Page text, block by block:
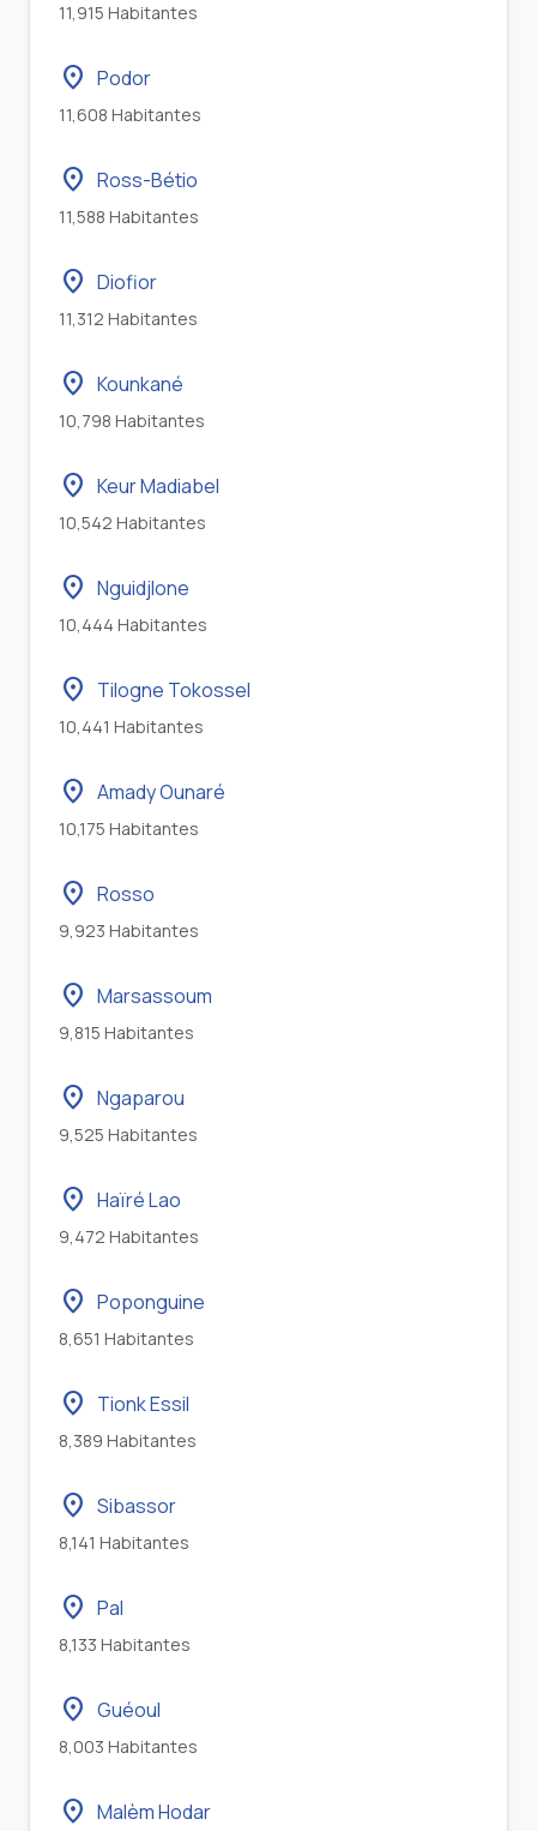
11,915 Habitantes
location_on Podor
11,608 Habitantes
location_on Ross-Bétio
11,588 Habitantes
location_on Diofior
11,312 Habitantes
location_on Kounkané
10,798 Habitantes
location_on Keur Madiabel
10,542 Habitantes
location_on Nguidjlone
10,444 Habitantes
location_on Tilogne Tokossel
10,441 Habitantes
location_on Amady Ounaré
10,175 Habitantes
location_on Rosso
9,923 Habitantes
location_on Marsassoum
9,815 Habitantes
location_on Ngaparou
9,525 Habitantes
location_on Haïré Lao
9,472 Habitantes
location_on Poponguine
8,651 Habitantes
location_on Tionk Essil
8,389 Habitantes
location_on Sibassor
8,141 Habitantes
location_on Pal
8,133 Habitantes
location_on Guéoul
8,003 Habitantes
location_on Malèm Hodar